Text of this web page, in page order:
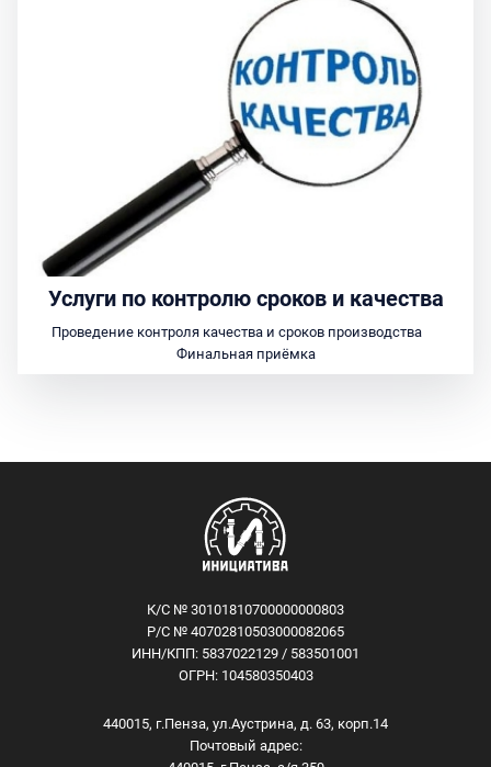
Услуги по контролю сроков и качества
Проведение контроля качества и сроков производства
Финальная приёмка
К/С № 30101810700000000803
Р/С № 40702810503000082065
ИНН/КПП: 5837022129 / 583501001
ОГРН: 104580350403
440015, г.Пенза, ул.Аустрина, д. 63, корп.14
Почтовый адрес: